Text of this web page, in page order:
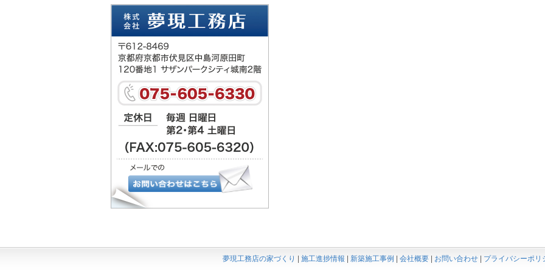
夢現工務店の家づくり 施工進捗情報 新築施工事例 会社概要 お問い合わせ プライバシーポリ